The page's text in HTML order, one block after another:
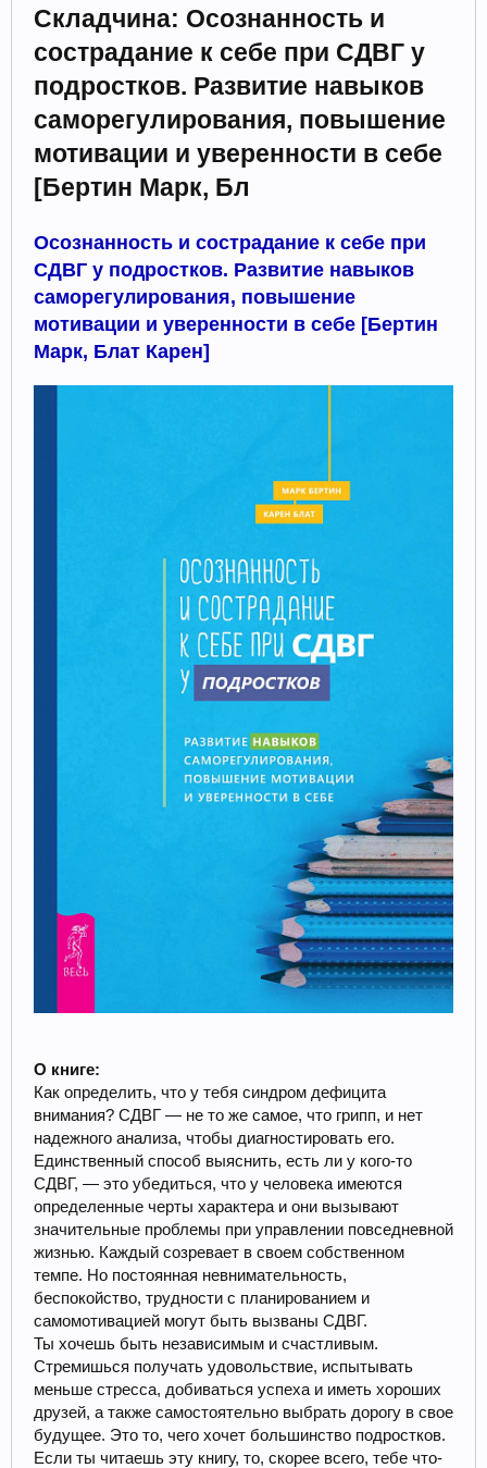
Складчина: Осознанность и
сострадание к себе при СДВГ у
подростков. Развитие навыков
саморегулирования, повышение
мотивации и уверенности в себе
[Бертин Марк, Бл
Осознанность и сострадание к себе при
СДВГ у подростков. Развитие навыков
саморегулирования, повышение
мотивации и уверенности в себе [Бертин
Марк, Блат Карен]
О книге:
Как определить, что у тебя синдром дефицита
внимания? СДВГ — не то же самое, что грипп, и нет
надежного анализа, чтобы диагностировать его.
Единственный способ выяснить, есть ли у кого-то
СДВГ, — это убедиться, что у человека имеются
определенные черты характера и они вызывают
значительные проблемы при управлении повседневной
жизнью. Каждый созревает в своем собственном
темпе. Но постоянная невнимательность,
беспокойство, трудности с планированием и
самомотивацией могут быть вызваны СДВГ.
Ты хочешь быть независимым и счастливым.
Стремишься получать удовольствие, испытывать
меньше стресса, добиваться успеха и иметь хороших
друзей, а также самостоятельно выбрать дорогу в свое
будущее. Это то, чего хочет большинство подростков.
Если ты читаешь эту книгу, то, скорее всего, тебе что-